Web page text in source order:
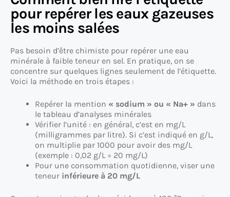
pour repérer les eaux gazeuses
les moins salées
Pas besoin d’être chimiste pour repérer une eau
minérale à faible teneur en sel. En pratique, on se
concentre sur quelques lignes seulement de l’étiquette.
Voici la méthode en trois étapes :
Repérer la mention « sodium » ou « Na+ » dans
le tableau d’analyses minérales
Vérifier l’unité : en général, c’est en mg/L
(milligrammes par litre). Si c’est indiqué en g/L,
on multiplie par 1000 pour avoir des mg/L
(exemple : 0,02 g/L = 20 mg/L)
Pour une consommation quotidienne, viser une
teneur inférieure à 20 mg/L